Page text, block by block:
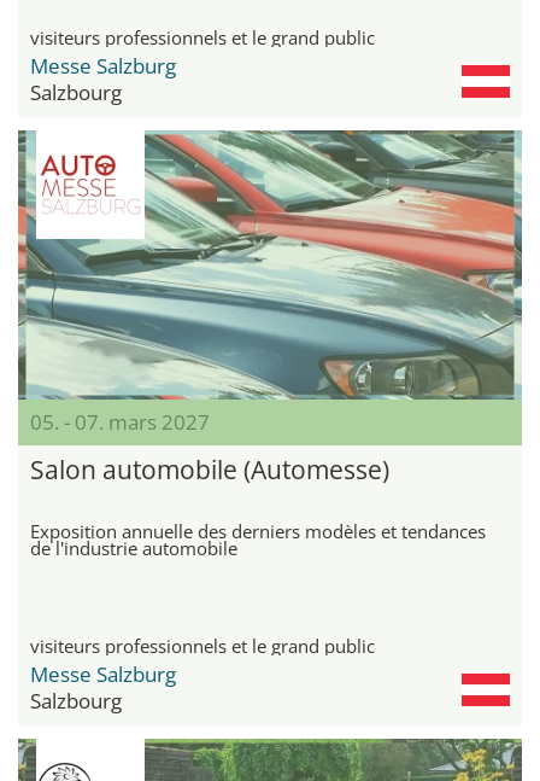
visiteurs professionnels et le grand public
Messe Salzburg
Salzbourg
05. - 07. mars 2027
Salon automobile (Automesse)
Exposition annuelle des derniers modèles et tendances
de l'industrie automobile
visiteurs professionnels et le grand public
Messe Salzburg
Salzbourg